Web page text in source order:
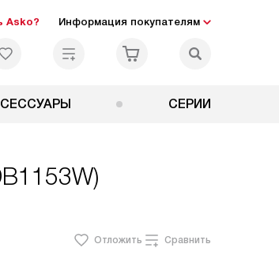
Asko? Информация покупателям
СЕРИИ
Отложить Сравнить